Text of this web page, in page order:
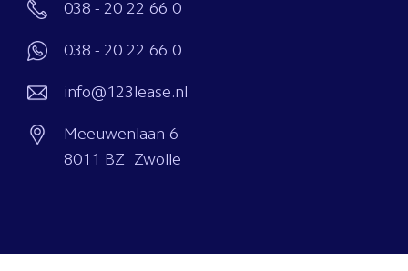
038 - 20 22 66 0
038 - 20 22 66 0
info@123lease.nl
Meeuwenlaan 6
8011 BZ Zwolle